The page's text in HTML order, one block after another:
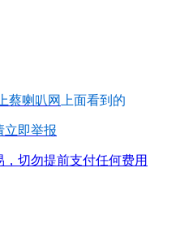
蔡喇叭网 上面看到的
立即举报
切勿提前支付任何费用